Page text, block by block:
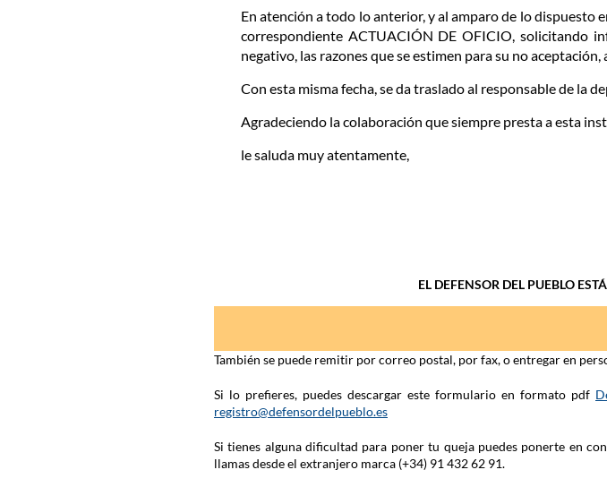
En atención a todo lo anterior, y al amparo de lo dispuesto
correspondiente ACTUACIÓN DE OFICIO, solicitando
negativo, las razones que se estimen para su no
Con esta misma fecha, se da traslado al responsable de la
Agradeciendo la colaboración que siempre presta a esta
le saluda muy atentamente,
EL DEFENSOR DEL PUEBLO
También se puede remitir por correo postal, por fax, o entregar en
Si lo prefieres, puedes descargar este formulario en formato pdf
registro@defensordelpueblo.es
Si tienes alguna dificultad para poner tu queja puedes ponerte en
llamas desde el extranjero marca (+34) 91 432 62 91.